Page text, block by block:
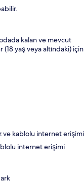
kalan ve mevcut
(18 yaş veya altındaki) için
ve kablolu internet erişimi
internet erişimi